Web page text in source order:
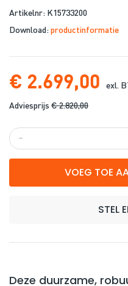
Artikelnr: K15733200
Download:productinformatie
€ 2.699,00
exl.
Adviesprijs € 2.820,00
-
VOEG TOE
STEL
Deze duurzame,